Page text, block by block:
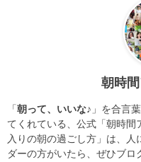
朝時
「朝って、いいな♪ 」を合言
てくれている、公式「朝時間
入りの朝の過ごし方」は、
ダーの方がいたら、ぜひブロ